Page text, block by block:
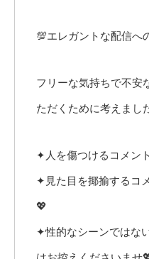
💯エレガントな配信へ
フリーな気持ちで不安
ただくために考えまし
✦人を傷つけるコメン
✦見た目を揶揄するコ
💖
✦性的なシーンではな